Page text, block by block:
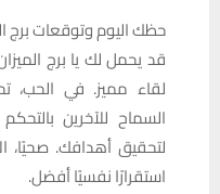
حظك اليوم وتوقعات برج الميزان اليوم
قد يحمل لك يا برج
لقاء مميز. في الحب،
السماح للآخرين
لتحقيق أهدافك. صحيًا،
استقرارًا نفسيًا أفضل.